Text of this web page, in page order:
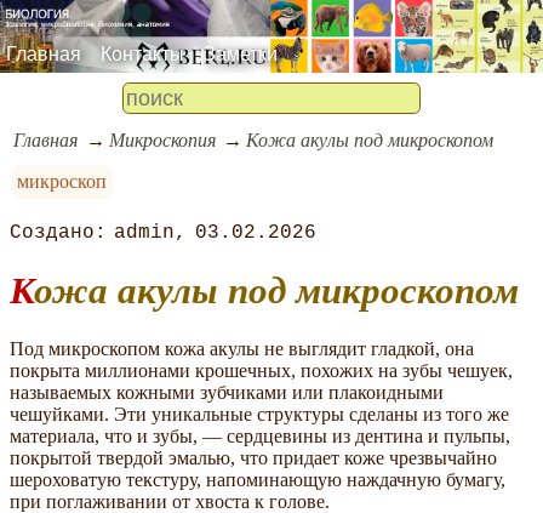
Главная Контакты Заметки
Главная Микроскопия
Кожа акулы под микроскопом
микроскоп
admin 03.02.2026
Кожа акулы под микроскопом
Под микроскопом кожа акулы не выглядит гладкой, она
покрыта миллионами крошечных, похожих на зубы чешуек,
называемых кожными зубчиками или плакоидными
чешуйками. Эти уникальные структуры сделаны из того же
материала, что и зубы, — сердцевины из дентина и пульпы,
покрытой твердой эмалью, что придает коже чрезвычайно
шероховатую текстуру, напоминающую наждачную бумагу,
при поглаживании от хвоста к голове.